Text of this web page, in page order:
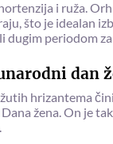
i ruža.
što je idealan
dugim periodom
dan
hrizantema
žena. On je